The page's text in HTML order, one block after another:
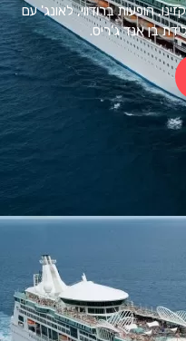
ברודווי, לאונג' עם
ג'ריס.